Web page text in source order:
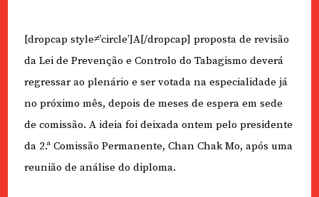
[dropcap style≠’circle’]A[/dropcap] proposta de revisão
da Lei de Prevenção e Controlo do Tabagismo deverá
regressar ao plenário e ser votada na especialidade já
no próximo mês, depois de meses de espera em sede
de comissão. A ideia foi deixada ontem pelo presidente
da 2.ª Comissão Permanente, Chan Chak Mo, após uma
reunião de análise do diploma.